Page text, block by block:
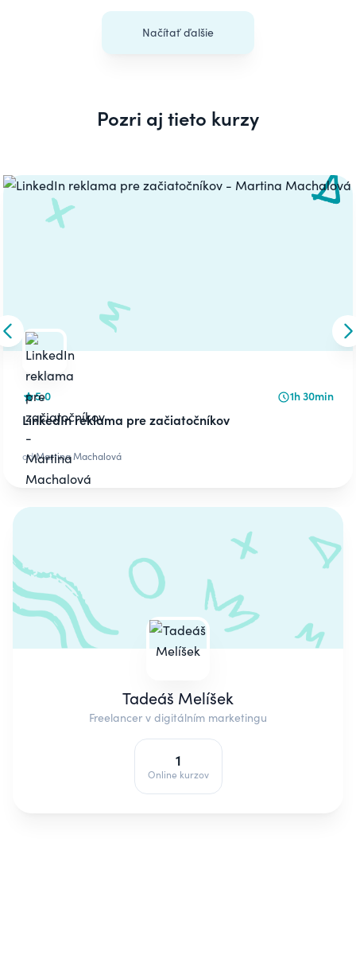
Načítať ďalšie
Pozri aj tieto kurzy
Carousel
Skip to previous slide
5.0 1h 30min
LinkedIn reklama pre začiatočníkov
odMartina Machalová
Tadeáš Melíšek
Freelancer v digitálním marketingu
1
Online kurzov